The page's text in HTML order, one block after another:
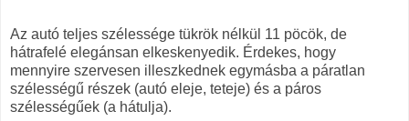
Az autó teljes szélessége tükrök nélkül 11 pöcök, de
hátrafelé elegánsan elkeskenyedik. Érdekes, hogy
mennyire szervesen illeszkednek egymásba a páratlan
szélességű részek (autó eleje, teteje) és a páros
szélességűek (a hátulja).